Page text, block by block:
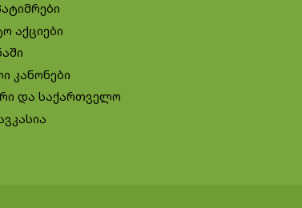
აქციები
კანონები
და საქართველო